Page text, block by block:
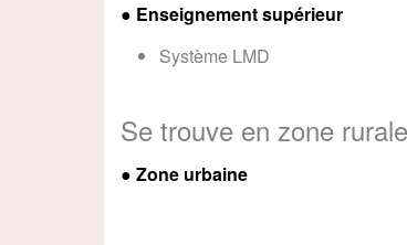
● Enseignement supérieur
Système LMD
Se trouve en zone
● Zone urbaine